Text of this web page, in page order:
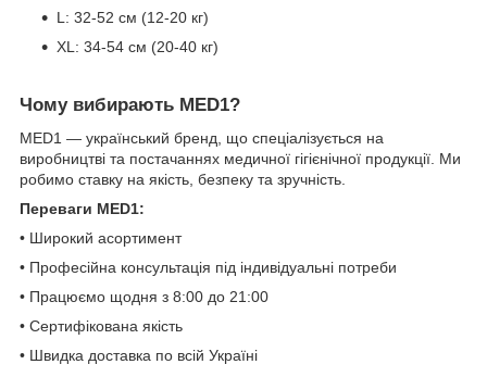
L: 32-52 см (12-20 кг)
XL: 34-54 см (20-40 кг)
Чому вибирають MED1?
MED1 — український бренд, що спеціалізується на
виробництві та постачаннях медичної гігієнічної продукції. Ми
робимо ставку на якість, безпеку та зручність.
Переваги MED1:
• Широкий асортимент
• Професійна консультація під індивідуальні потреби
• Працюємо щодня з 8:00 до 21:00
• Сертифікована якість
• Швидка доставка по всій Україні